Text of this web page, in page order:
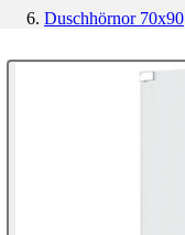
Duschhörnor 70x90